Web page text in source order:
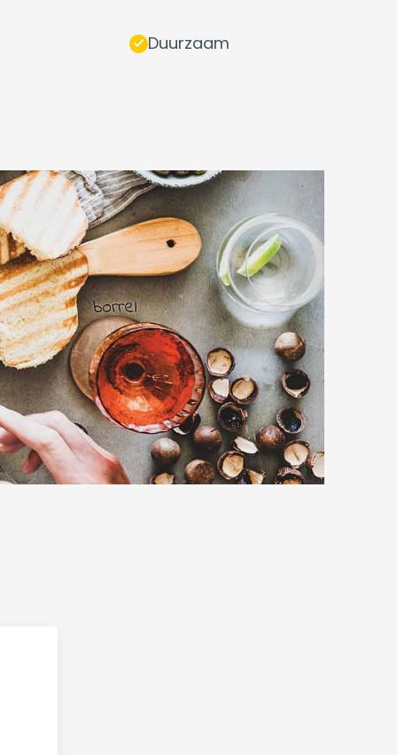
Duurzaam